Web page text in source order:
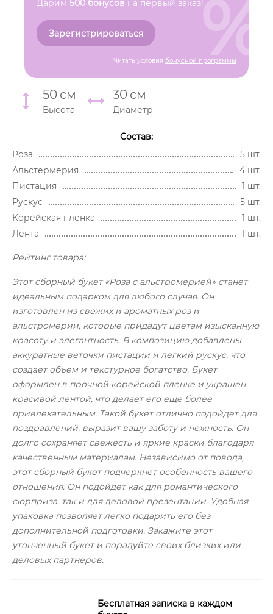
Дарим 500 бонусов на первый заказ!
Зарегистрироваться
Читать условия бонусной программы
%
50 см
Высота
30 см
Диаметр
Состав:
Роза
5 шт.
Альстермерия
4 шт.
Пистация
1 шт.
Рускус
5 шт.
Корейская пленка
1 шт.
Лента
1 шт.
Рейтинг товара:
Этот сборный букет «Роза с альстромерией» станет
идеальным подарком для любого случая. Он
изготовлен из свежих и ароматных роз и
альстромерии, которые придадут цветам изысканную
красоту и элегантность. В композицию добавлены
аккуратные веточки пистации и легкий рускус, что
создает объем и текстурное богатство. Букет
оформлен в прочной корейской пленке и украшен
красивой лентой, что делает его еще более
привлекательным. Такой букет отлично подойдет для
поздравлений, выразит вашу заботу и нежность. Он
долго сохраняет свежесть и яркие краски благодаря
качественным материалам. Независимо от повода,
этот сборный букет подчеркнет особенность вашего
отношения. Он подойдет как для романтического
сюрприза, так и для деловой презентации. Удобная
упаковка позволяет легко подарить его без
дополнительной подготовки. Закажите этот
утонченный букет и порадуйте своих близких или
деловых партнеров.
Бесплатная записка в каждом